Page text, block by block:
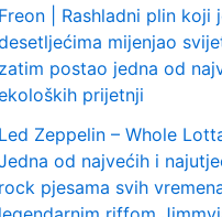
Freon | Rashladni plin koji
mijenjao
zatim postao jedna od
prijetnji
Led Zeppelin – Whole
od najvećih i
rock pjesama svih